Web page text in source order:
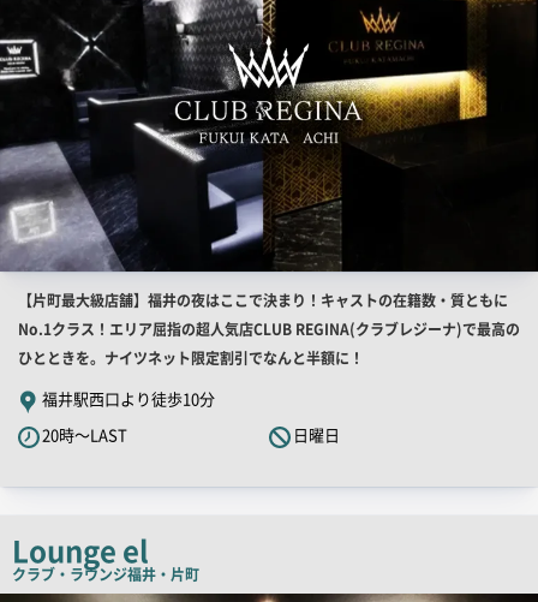
画
像
店
舗
PR
キ
ャ
ッ
ー
【片町最大級店舗】福井の夜はここで決まり！キャストの在籍数・質ともに
No.1クラス！エリア屈指の超人気店CLUB REGINA(クラブレジーナ)で最高の
ひとときを。ナイツネット限定割引でなんと半額に！
福井駅西口より徒歩10分
20時～LAST
日曜日
Lounge el
クラブ・ラウンジ福井・片町